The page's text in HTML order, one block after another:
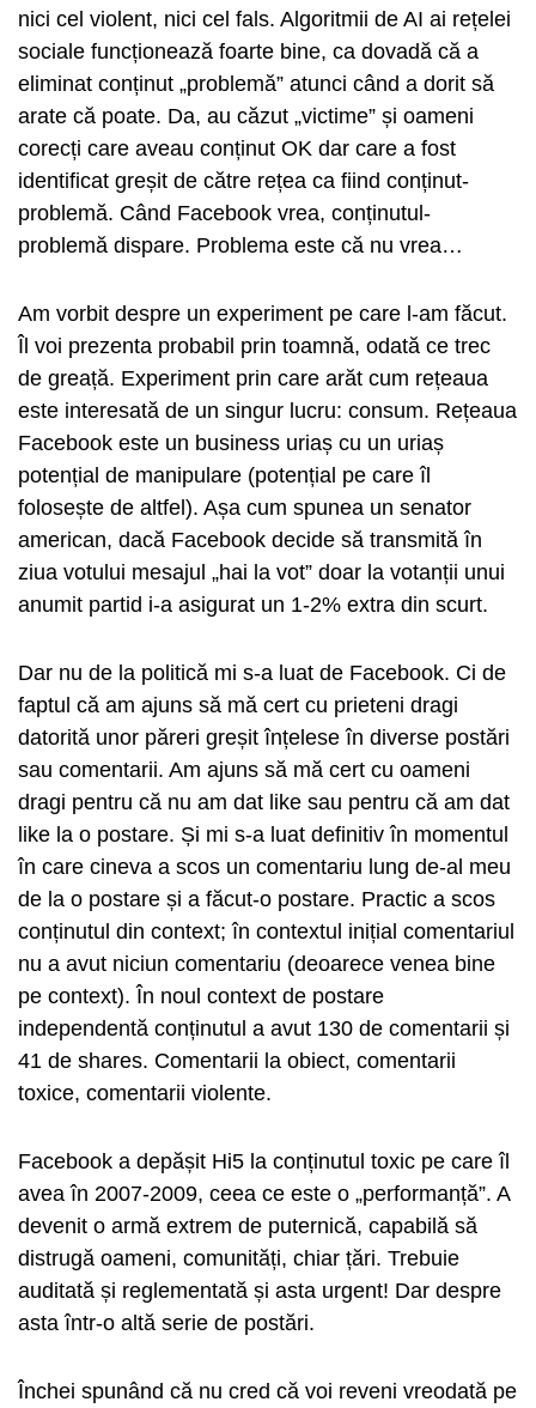
nici cel violent, nici cel fals. Algoritmii de AI ai rețelei
sociale funcționează foarte bine, ca dovadă că a
eliminat conținut „problemă” atunci când a dorit să
arate că poate. Da, au căzut „victime” și oameni
corecți care aveau conținut OK dar care a fost
identificat greșit de către rețea ca fiind conținut-
problemă. Când Facebook vrea, conținutul-
problemă dispare. Problema este că nu vrea…
Am vorbit despre un experiment pe care l-am făcut.
Îl voi prezenta probabil prin toamnă, odată ce trec
de greață. Experiment prin care arăt cum rețeaua
este interesată de un singur lucru: consum. Rețeaua
Facebook este un business uriaș cu un uriaș
potențial de manipulare (potențial pe care îl
folosește de altfel). Așa cum spunea un senator
american, dacă Facebook decide să transmită în
ziua votului mesajul „hai la vot” doar la votanții unui
anumit partid i-a asigurat un 1-2% extra din scurt.
Dar nu de la politică mi s-a luat de Facebook. Ci de
faptul că am ajuns să mă cert cu prieteni dragi
datorită unor păreri greșit înțelese în diverse postări
sau comentarii. Am ajuns să mă cert cu oameni
dragi pentru că nu am dat like sau pentru că am dat
like la o postare. Și mi s-a luat definitiv în momentul
în care cineva a scos un comentariu lung de-al meu
de la o postare și a făcut-o postare. Practic a scos
conținutul din context; în contextul inițial comentariul
nu a avut niciun comentariu (deoarece venea bine
pe context). În noul context de postare
independentă conținutul a avut 130 de comentarii și
41 de shares. Comentarii la obiect, comentarii
toxice, comentarii violente.
Facebook a depășit Hi5 la conținutul toxic pe care îl
avea în 2007-2009, ceea ce este o „performanță”. A
devenit o armă extrem de puternică, capabilă să
distrugă oameni, comunități, chiar țări. Trebuie
auditată și reglementată și asta urgent! Dar despre
asta într-o altă serie de postări.
Închei spunând că nu cred că voi reveni vreodată pe